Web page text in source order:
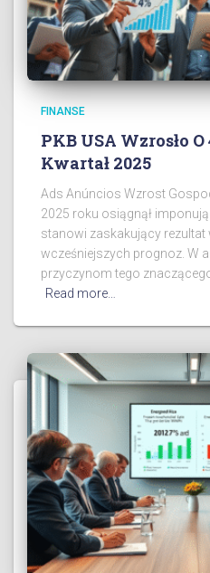
FINANSE
PKB USA Wzrosło
Kwartał 2025
Ads Anúncios Wzrost
2025 roku osiągnął
stanowi zaskakujący
wcześniejszych prognoz. W
przyczynom tego
Read more…